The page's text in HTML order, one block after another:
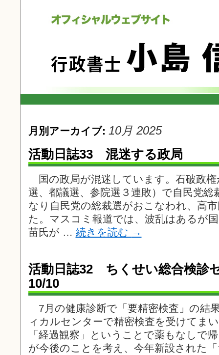
月別アーカイブ: 10月 2025
活動日誌33 混迷する政局
国の政局が混迷しています。石破政権
選、都議選、参院選３連敗）で自民党
なり自民党の総裁選がおこなわれ、高
た。マスコミ報道では、波乱はあるが
苗氏が … 続きを読む →
活動日誌32 ちくせい総合
10/10
7月の健康診断で「要精密検査」の結
ィカルセンターで精密検査を受けてま
「経過観察」ということで薬もなしで
が今後のことを考え、今年新設された